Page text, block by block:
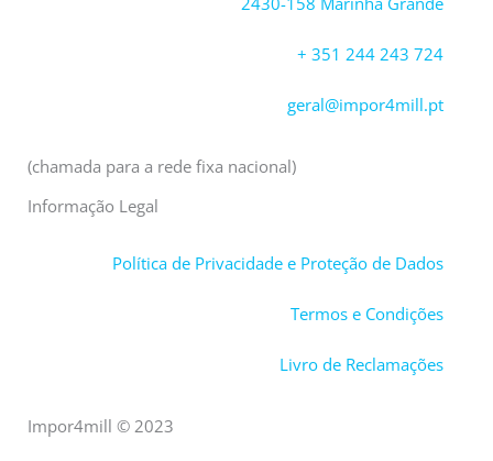
+ 351 244 243 724
geral@impor4mill.pt
(chamada para a rede fixa nacional)
Informação Legal
Política de Privacidade e Proteção de Dados
Termos e Condições
Livro de Reclamações
Impor4mill © 2023